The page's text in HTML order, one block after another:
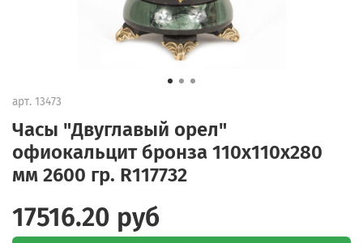
арт. 13473
Часы "Двуглавый орел"
офиокальцит бронза 110х110х280
мм 2600 гр. R117732
17516.20 руб